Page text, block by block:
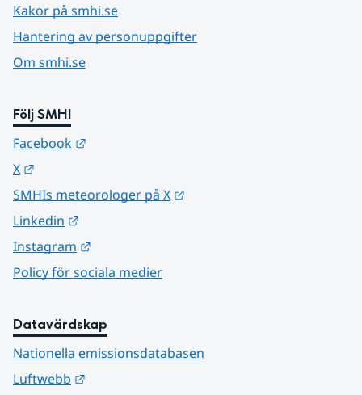
Kakor på smhi.se
Hantering av personuppgifter
Om smhi.se
Följ SMHI
Facebook
X
SMHIs meteorologer på X
Linkedin
Instagram
Policy för sociala medier
Datavärdskap
Nationella emissionsdatabasen
Luftwebb